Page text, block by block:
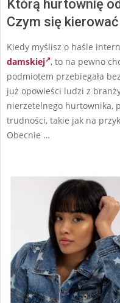
Którą hurtownię
Czym się
Kiedy myślisz o haśle
damskiej , to na pewno
podmiotem przebiegała
już opowieści ludzi z
nierzetelnego hurtownika,
trudności, takie jak na
Obecnie …